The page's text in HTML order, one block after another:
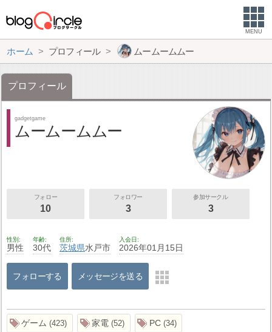
MENU
ホーム プロフィール ムームームムー
プロフィール
gadgetgame
ムームームムー
フォロー
10
フォロワー
3
参加サークル
3
性別
男性
年齢
30代
住所
茨城県水戸市
入会日
2026年01月15日
フォローする メッセージを送る
ゲーム 423 家電 52 PC 34